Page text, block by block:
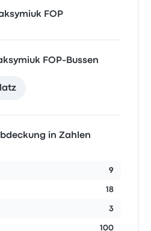
FOP
FOP-Bussen
in Zahlen
9
18
3
100